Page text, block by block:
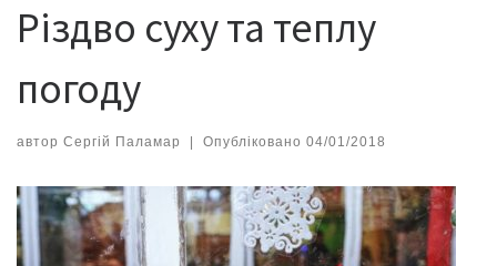
Різдво суху та теплу
погоду
автор Сергій Паламар | Опубліковано 04/01/2018